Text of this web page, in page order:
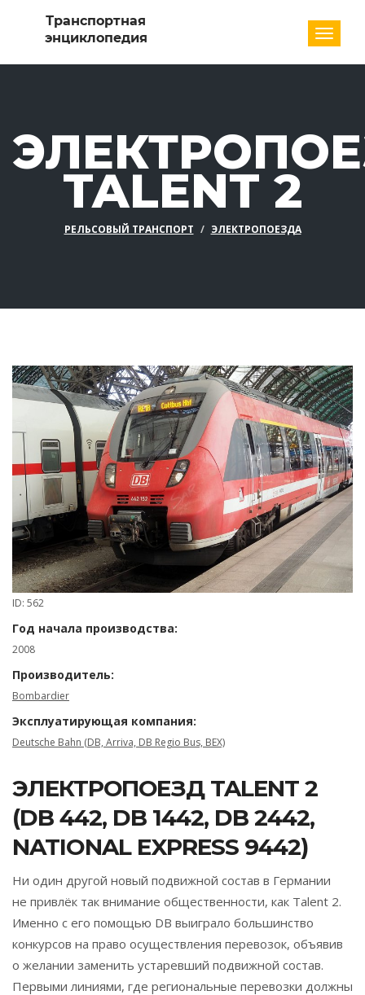
TALENT 2
РЕЛЬСОВЫЙ ТРАНСПОРТ ЭЛЕКТРОПОЕЗДА
ID: 562
Год начала производства:
2008
Производитель:
Bombardier
Эксплуатирующая компания:
Deutsche Bahn (DB, Arriva, DB Regio Bus, BEX)
ЭЛЕКТРОПОЕЗД TALENT 2
(DB 442, DB 1442, DB 2442,
NATIONAL EXPRESS 9442)
Ни один другой новый подвижной состав в Германии
не привлёк так внимание общественности, как Talent 2.
Именно с его помощью DB выиграло большинство
конкурсов на право осуществления перевозок, объявив
о желании заменить устаревший подвижной состав.
Первыми линиями, где региональные перевозки должны